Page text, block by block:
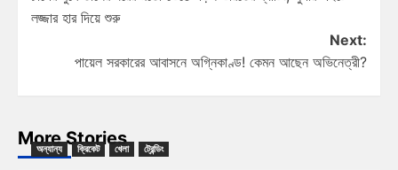
লজ্জার হার দিয়ে শুরু
Next:
পায়েল সরকারের আবাসনে অগ্নিকাণ্ড! কেমন আছেন অভিনেত্রী?
More Stories
অন্যান্য ক্রিকেট খেলা ট্রেন্ডিং